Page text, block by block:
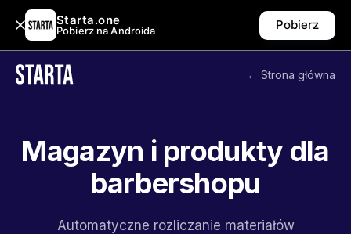
Starta.one
Pobierz na Androida Pobierz
← Strona główna
Magazyn i produkty dla
barbershopu
Automatyczne rozliczanie materiałów